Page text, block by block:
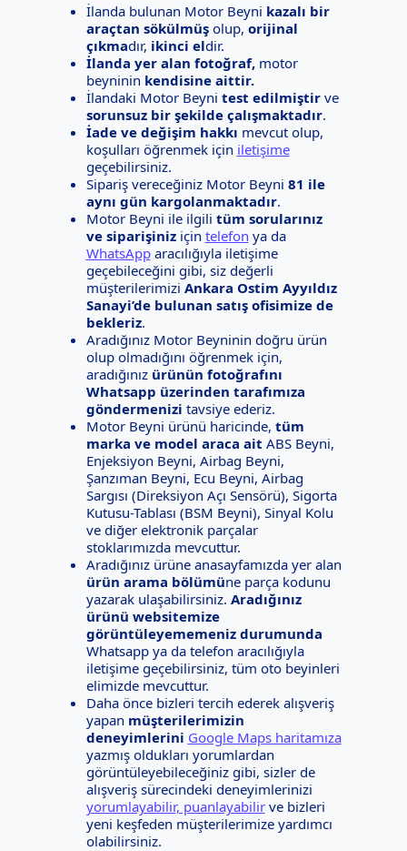
İlanda bulunan Motor Beyni kazalı bir
araçtan sökülmüşolup, orijinal
çıkmadır, ikinci eldir.
İlanda yer alan fotoğraf,motor
beyninin kendisine aittir.
İlandaki Motor Beyni test edilmiştirve
sorunsuz bir şekilde çalışmaktadır.
İade ve değişim hakkı mevcut olup,
koşulları öğrenmek için iletişime
geçebilirsiniz.
Sipariş vereceğiniz Motor Beyni 81 ile
aynı gün kargolanmaktadır.
Motor Beyni ile ilgili tüm sorularınız
ve siparişiniziçin telefon ya da
WhatsApparacılığıyla iletişime
geçebileceğini gibi, siz değerli
müşterilerimizi Ankara Ostim Ayyıldız
Sanayi’de bulunan satış ofisimize de
bekleriz.
Aradığınız Motor Beyninin doğru ürün
olup olmadığını öğrenmek için,
aradığınız ürünün fotoğrafını
Whatsapp üzerinden tarafımıza
göndermenizi tavsiye ederiz.
Motor Beyni ürünü haricinde, tüm
marka ve model araca ait ABS Beyni,
Enjeksiyon Beyni, Airbag Beyni,
Şanzıman Beyni, Ecu Beyni, Airbag
Sargısı (Direksiyon Açı Sensörü), Sigorta
Kutusu-Tablası (BSM Beyni), Sinyal Kolu
ve diğer elektronik parçalar
stoklarımızda mevcuttur.
Aradığınız ürüne anasayfamızda yer alan
ürün arama bölümüne parça kodunu
yazarak ulaşabilirsiniz. Aradığınız
ürünü websitemize
görüntüleyememeniz durumunda
Whatsapp ya da telefon aracılığıyla
iletişime geçebilirsiniz, tüm oto beyinleri
elimizde mevcuttur.
Daha önce bizleri tercih ederek alışveriş
yapan müşterilerimizin
deneyimlerini Google Maps haritamıza
yazmış oldukları yorumlardan
görüntüleyebileceğiniz gibi, sizler de
alışveriş sürecindeki deneyimlerinizi
yorumlayabilir, puanlayabilirve bizleri
yeni keşfeden müşterilerimize yardımcı
olabilirsiniz.